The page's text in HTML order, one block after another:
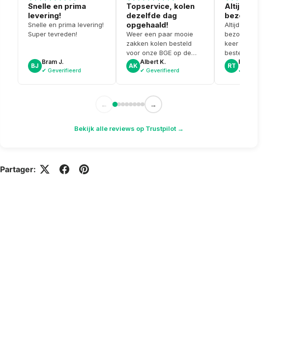
Snelle en prima
levering!
Snelle en prima levering!
Super tevreden!
BJ
Bram J.
✔ Geverifieerd
Topservice, kolen
dezelfde dag
opgehaald!
Weer een paar mooie
zakken kolen besteld
voor onze BGE op de
zaak. Kon ze dezelfde
dag nog ophalen en
bij. Topservice weer!
AK
Albert K.
✔ Geverifieerd
Altijd goed en
bezorging
Altijd goed en top
bezorging. Gewoon
keer weer een fijne
bestelling bij
RT
Roel T.
✔ Geverifieerd
← →
Bekijk alle reviews op Trustpilot →
Partager: